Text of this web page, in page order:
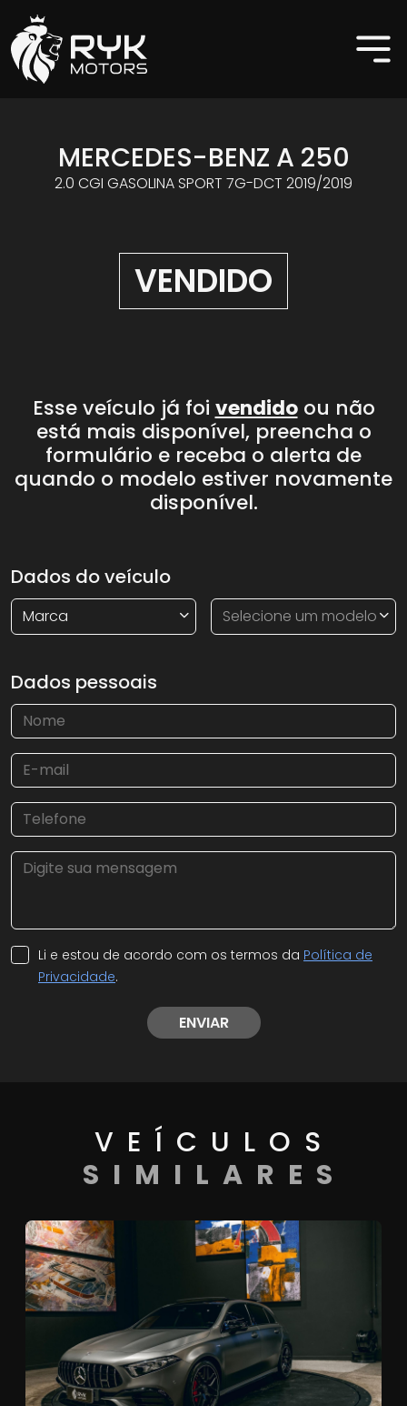
MERCEDES-BENZ A 250
2.0 CGI GASOLINA SPORT 7G-DCT 2019/2019
VENDIDO
Esse veículo já foi vendidoou não
está mais disponível, preencha o
formulário e receba o alerta de
quando o modelo estiver novamente
disponível.
Dados do veículo
Marca Selecione um modelo
Dados pessoais
Li e estou de acordo com os termos da Política de
Privacidade.
ENVIAR
VEÍCULOS
SIMILARES